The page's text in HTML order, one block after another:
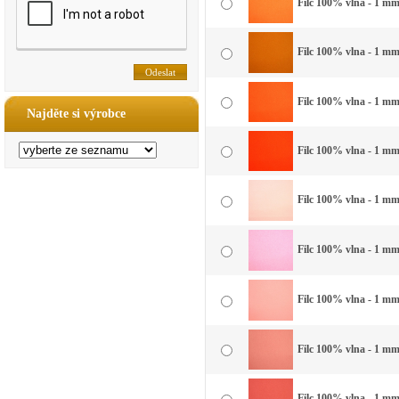
Najděte si výrobce
Filc 100% vlna - 1
Filc 100% vlna - 1
Filc 100% vlna - 1
Filc 100% vlna - 1
Filc 100% vlna - 1
Filc 100% vlna - 1
Filc 100% vlna - 1
Filc 100% vlna - 1